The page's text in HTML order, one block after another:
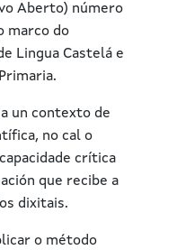
Aberto) número
marco do
Lingua Castelá e
un contexto de
no cal o
crítica
que recibe a
dixitais.
o método